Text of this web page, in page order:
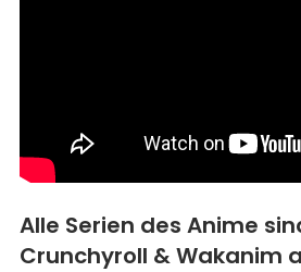
Alle Serien des Anime
Crunchyroll & Wakanim